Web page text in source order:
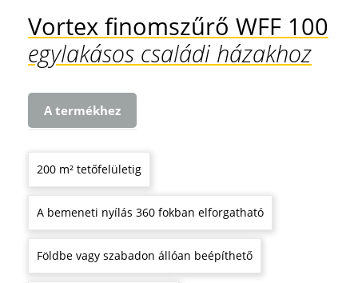
Vortex finomszűrő WFF 100
egylakásos családi házakhoz
A termékhez
200 m² tetőfelületig
A bemeneti nyílás 360 fokban elforgatható
Földbe vagy szabadon állóan beépíthető